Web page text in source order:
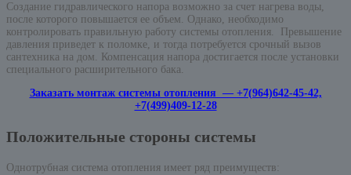
Создание гидравлического напора возможно за счет нагрева воды,
после которого повышается ее объем. Однако, необходимо
контролировать правильную работу системы отопления. Превышение
давления приведет к поломке, и тогда потребуется срочный вызов
сантехника на дом. Компенсация напора достигается после установки
специального расширительного бака.
Заказать монтаж системы отопления — +7(964)642-45-42,
+7(499)409-12-28
Положительные стороны системы
Однотрубная система отопления имеет ряд преимуществ: